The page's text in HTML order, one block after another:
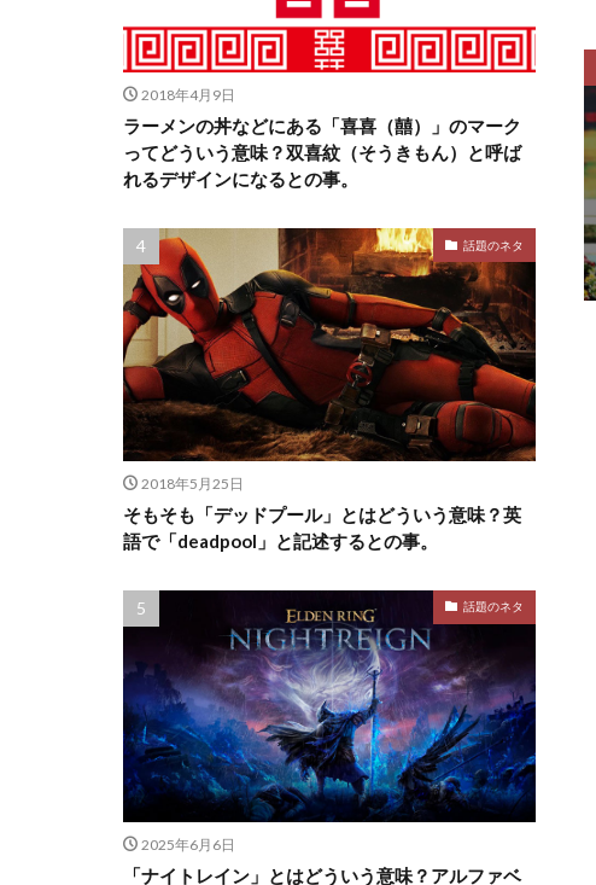
2018年4月9日
ラーメンの丼などにある「喜喜（囍）」のマーク
ってどういう意味？双喜紋（そうきもん）と呼ば
れるデザインになるとの事。
話題のネタ
2018年5月25日
そもそも「デッドプール」とはどういう意味？英
語で「deadpool」と記述するとの事。
話題のネタ
2025年6月6日
「ナイトレイン」とはどういう意味？アルファベ